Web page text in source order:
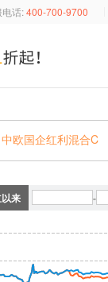
话:400-700-9700
中欧国企红利混合C
来 -